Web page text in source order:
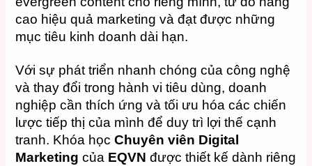
cao hiệu quả marketing và đạt được những
mục tiêu kinh doanh dài hạn.
Với sự phát triển nhanh chóng của công nghệ
và thay đổi trong hành vi tiêu dùng, doanh
nghiệp cần thích ứng và tối ưu hóa các chiến
lược tiếp thị của mình để duy trì lợi thế cạnh
tranh. Khóa họcChuyên viên Digital
Marketing của EQVN được thiết kế dành riêng